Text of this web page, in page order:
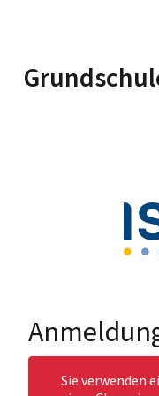
Sie verwenden